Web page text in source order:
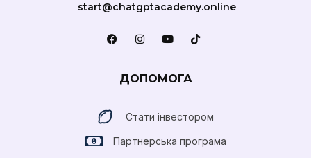
start@chatgptacademy.online
ДОПОМОГА
Стати інвестором
Партнерська програма